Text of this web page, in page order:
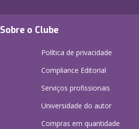
Sobre o Clube
Política de privacidade
Compliance Editorial
Serviços profissionais
Universidade do autor
Compras em quantidade